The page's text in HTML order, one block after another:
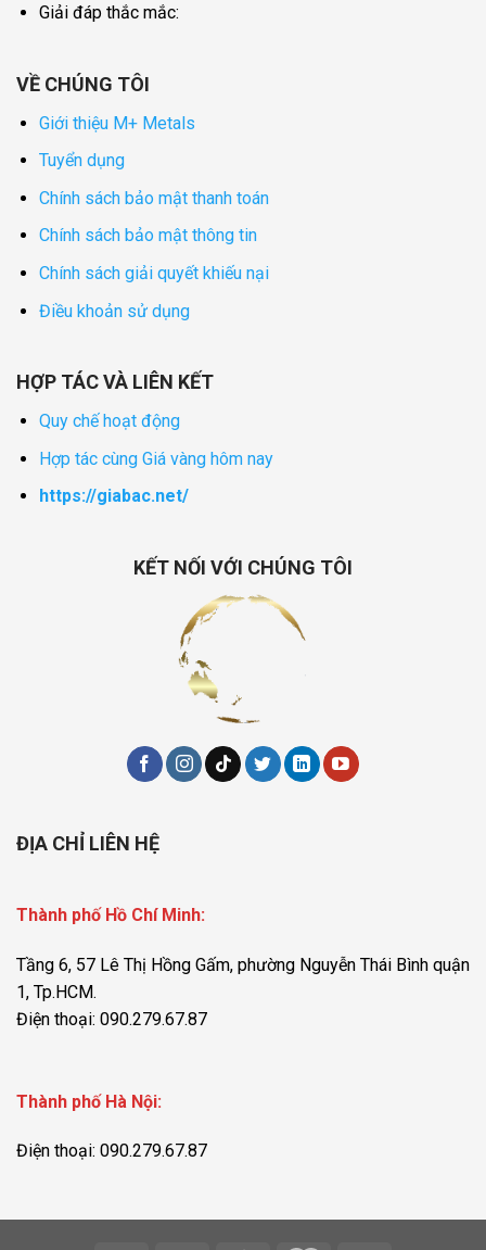
Giải đáp thắc mắc:
VỀ CHÚNG TÔI
Giới thiệu M+ Metals
Tuyển dụng
Chính sách bảo mật thanh toán
Chính sách bảo mật thông tin
Chính sách giải quyết khiếu nại
Điều khoản sử dụng
HỢP TÁC VÀ LIÊN KẾT
Quy chế hoạt động
Hợp tác cùng Giá vàng hôm nay
https://giabac.net/
KẾT NỐI VỚI CHÚNG TÔI
ĐỊA CHỈ LIÊN HỆ
Thành phố Hồ Chí Minh:
Tầng 6, 57 Lê Thị Hồng Gấm, phường Nguyễn Thái Bình quận
1, Tp.HCM.
Điện thoại: 090.279.67.87
Thành phố Hà Nội:
Điện thoại: 090.279.67.87